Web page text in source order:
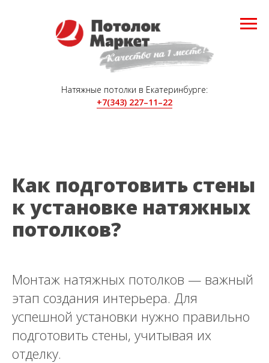
Натяжные потолки в Екатеринбурге:
+7(343) 227–11–22
Как подготовить стены
к установке натяжных
потолков?
Монтаж натяжных потолков — важный
этап создания интерьера. Для
успешной установки нужно правильно
подготовить стены, учитывая их
отделку.